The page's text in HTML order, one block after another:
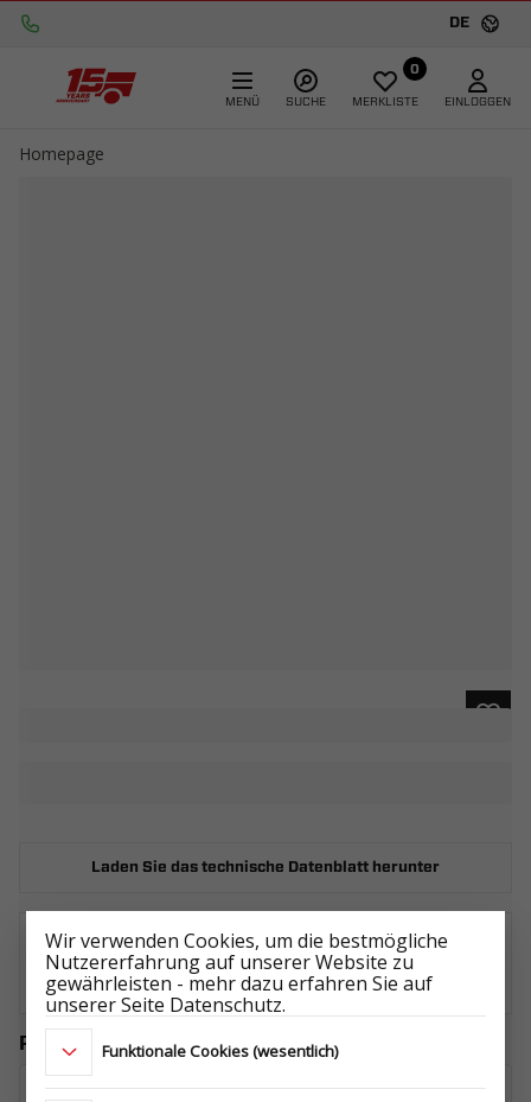
DE
MENÜ SUCHE
0
MERKLISTE EINLOGGEN
Homepage
Laden Sie das technische Datenblatt herunter
WO KAUFEN
Passendes Zubehör
Wir verwenden Cookies, um die bestmögliche
Nutzererfahrung auf unserer Website zu
gewährleisten - mehr dazu erfahren Sie auf
unserer Seite Datenschutz.
Funktionale Cookies (wesentlich)